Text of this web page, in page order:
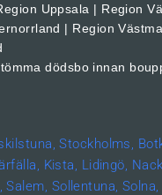
Uppsala | Region
| Region
dödsbo innan
Stockholms,
Kista, Lidingö,
Salem, Sollentuna, Solna,